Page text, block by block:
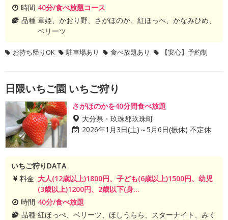
時間 40分/食べ放題コース
品種 章姫、かおり野、さがほのか、紅ほっぺ、かなみひめ、
ベリーツ
お持ち帰りOK 駐車場あり 食べ放題あり 【安心】予約制
日隈いちご園 いちご狩り
さがほのかを40分間食べ放題
大分県・玖珠郡玖珠町
2026年1月3日(土)～5月6日(振休) 不定休
いちご狩りDATA
料金 大人(12歳以上)1800円、子ども(6歳以上)1500円、幼児
(3歳以上)1200円、2歳以下(身...
時間 40分/食べ放題
品種 紅ほっぺ、ベリーツ、ほしうらら、スターナイト、みく